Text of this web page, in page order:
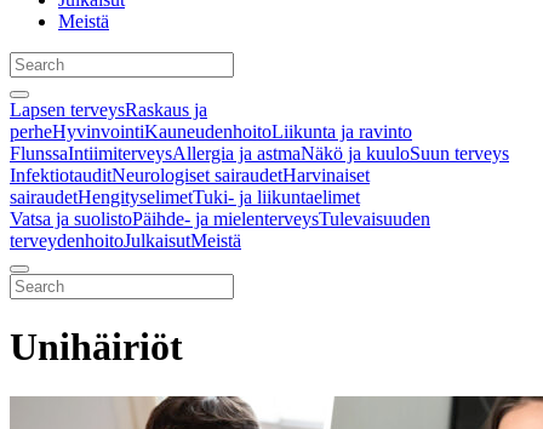
Meistä
Lapsen terveysRaskaus ja
perheHyvinvointiKauneudenhoitoLiikunta ja ravinto
FlunssaIntiimiterveysAllergia ja astmaNäkö ja kuuloSuun terveys
InfektiotauditNeurologiset sairaudetHarvinaiset
sairaudetHengityselimetTuki- ja liikuntaelimet
Vatsa ja suolistoPäihde- ja mielenterveysTulevaisuuden
terveydenhoitoJulkaisutMeistä
Unihäiriöt